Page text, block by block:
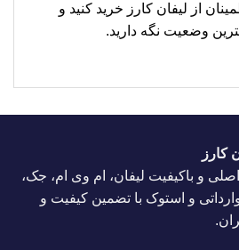
از لیفان کارز خرید کنید و
وضعیت نگه دارید.
کارز
و باکیفیت لیفان، ام وی ام، جک،
و استوک با تضمین کیفیت و